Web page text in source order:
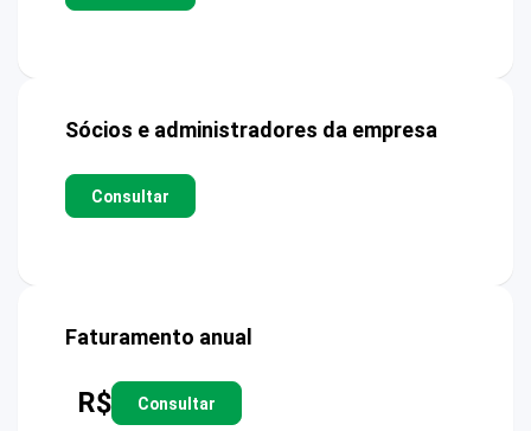
Sócios e administradores da empresa
Consultar
Faturamento anual
R$ Consultar